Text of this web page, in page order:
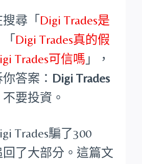
尋「 Digi Trades是
Digi Trades真的假
Trades可信嗎 」，
答案： Digi Trades
不要投資。
Trades騙了300
了大部分。這篇文